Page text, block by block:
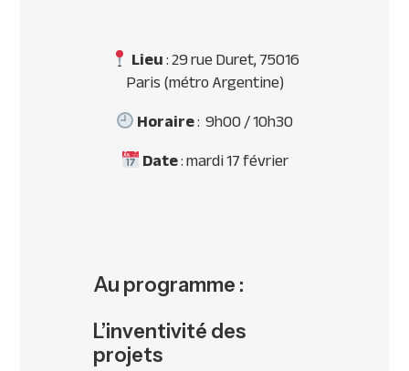
Lieu: 29 rue Duret,75016
Paris (métro Argentine)
Horaire: 9h00 / 10h30
Date: mardi 17 février
Au programme :
L’inventivité des
projets